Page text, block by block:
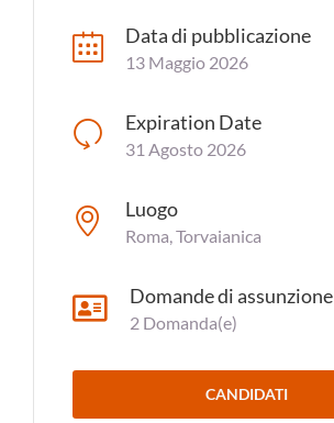
Data di pubblicazione
13 Maggio 2026
Expiration Date
31 Agosto 2026
Luogo
Roma, Torvaianica
Domande di assunzione
2 Domanda(e)
CANDIDATI